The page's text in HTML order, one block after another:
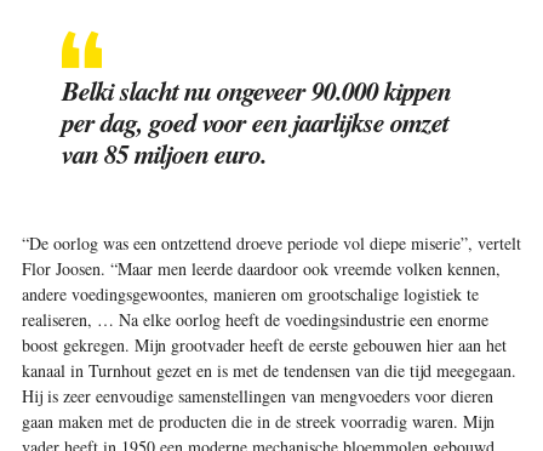
Belki slacht nu ongeveer 90.000 kippen
per dag, goed voor een jaarlijkse omzet
van 85 miljoen euro.
“De oorlog was een ­ontzettend droeve periode vol diepe miserie”, vertelt
Flor Joosen. “Maar men leerde daardoor ook vreemde volken kennen,
andere voedingsgewoontes, manieren om grootschalige logistiek te
realiseren, … Na elke oorlog heeft de voedingsindustrie een enorme
boost gekregen. Mijn grootvader heeft de eerste gebouwen hier aan het
kanaal in Turnhout gezet en is met de tendensen van die tijd meegegaan.
Hij is zeer eenvoudige samenstellingen van mengvoeders voor dieren
gaan maken met de producten die in de streek voorradig waren. Mijn